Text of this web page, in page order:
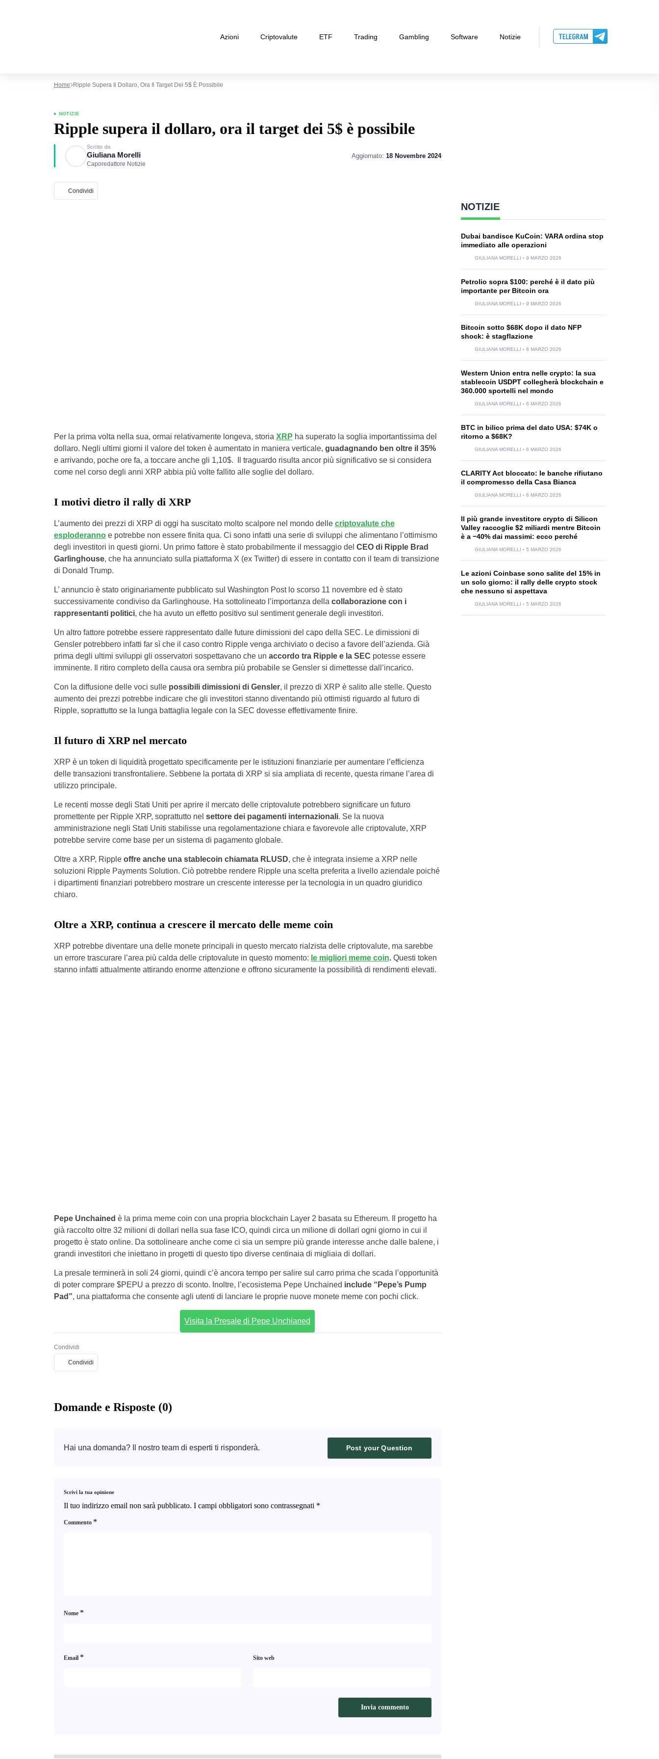
Azioni Criptovalute ETF Trading Gambling Software Notizie
Home Ripple Supera Il Dollaro, Ora Il Target Dei 5$ È Possibile
NOTIZIE
Ripple supera il dollaro, ora il target dei 5$ è possibile
Scritto da
Giuliana Morelli
Caporedattore Notizie
Aggiornato: 18 Novembre 2024
Condividi
Per la prima volta nella sua, ormai relativamente longeva, storia XRP ha superato la soglia importantissima del
dollaro. Negli ultimi giorni il valore del token è aumentato in maniera verticale, guadagnando ben oltre il 35%
e arrivando, poche ore fa, a toccare anche gli 1,10$. Il traguardo risulta ancor più significativo se si considera
come nel corso degli anni XRP abbia più volte fallito alle soglie del dollaro.
I motivi dietro il rally di XRP
L’aumento dei prezzi di XRP di oggi ha suscitato molto scalpore nel mondo delle criptovalute che
esploderannoe potrebbe non essere finita qua. Ci sono infatti una serie di sviluppi che alimentano l’ottimismo
degli investitori in questi giorni. Un primo fattore è stato probabilmente il messaggio del CEO di Ripple Brad
Garlinghouse, che ha annunciato sulla piattaforma X (ex Twitter) di essere in contatto con il team di transizione
di Donald Trump.
L’ annuncio è stato originariamente pubblicato sul Washington Post lo scorso 11 novembre ed è stato
successivamente condiviso da Garlinghouse. Ha sottolineato l’importanza della collaborazione con i
rappresentanti politici, che ha avuto un effetto positivo sul sentiment generale degli investitori.
Un altro fattore potrebbe essere rappresentato dalle future dimissioni del capo della SEC. Le dimissioni di
Gensler potrebbero infatti far sì che il caso contro Ripple venga archiviato o deciso a favore dell’azienda. Già
prima degli ultimi sviluppi gli osservatori sospettavano che un accordo tra Ripple e la SEC potesse essere
imminente. Il ritiro completo della causa ora sembra più probabile se Gensler si dimettesse dall’incarico.
Con la diffusione delle voci sulle possibili dimissioni di Gensler, il prezzo di XRP è salito alle stelle. Questo
aumento dei prezzi potrebbe indicare che gli investitori stanno diventando più ottimisti riguardo al futuro di
Ripple, soprattutto se la lunga battaglia legale con la SEC dovesse effettivamente finire.
Il futuro di XRP nel mercato
XRP è un token di liquidità progettato specificamente per le istituzioni finanziarie per aumentare l’efficienza
delle transazioni transfrontaliere. Sebbene la portata di XRP si sia ampliata di recente, questa rimane l’area di
utilizzo principale.
Le recenti mosse degli Stati Uniti per aprire il mercato delle criptovalute potrebbero significare un futuro
promettente per Ripple XRP, soprattutto nel settore dei pagamenti internazionali. Se la nuova
amministrazione negli Stati Uniti stabilisse una regolamentazione chiara e favorevole alle criptovalute, XRP
potrebbe servire come base per un sistema di pagamento globale.
Oltre a XRP, Ripple offre anche una stablecoin chiamata RLUSD, che è integrata insieme a XRP nelle
soluzioni Ripple Payments Solution. Ciò potrebbe rendere Ripple una scelta preferita a livello aziendale poiché
i dipartimenti finanziari potrebbero mostrare un crescente interesse per la tecnologia in un quadro giuridico
chiaro.
Oltre a XRP, continua a crescere il mercato delle meme coin
XRP potrebbe diventare una delle monete principali in questo mercato rialzista delle criptovalute, ma sarebbe
un errore trascurare l’area più calda delle criptovalute in questo momento: le migliori meme coin.Questi token
stanno infatti attualmente attirando enorme attenzione e offrono sicuramente la possibilità di rendimenti elevati.
Pepe Unchained è la prima meme coin con una propria blockchain Layer 2 basata su Ethereum. Il progetto ha
già raccolto oltre 32 milioni di dollari nella sua fase ICO, quindi circa un milione di dollari ogni giorno in cui il
progetto è stato online. Da sottolineare anche come ci sia un sempre più grande interesse anche dalle balene, i
grandi investitori che iniettano in progetti di questo tipo diverse centinaia di migliaia di dollari.
La presale terminerà in soli 24 giorni, quindi c’è ancora tempo per salire sul carro prima che scada l’opportunità
di poter comprare $PEPU a prezzo di sconto. Inoltre, l’ecosistema Pepe Unchained include “Pepe’s Pump
Pad”, una piattaforma che consente agli utenti di lanciare le proprie nuove monete meme con pochi click.
Visita la Presale di Pepe Unchianed
Condividi
Condividi
Domande e Risposte (0)
Hai una domanda? Il nostro team di esperti ti risponderà. Post your Question
Scrivi la tua opinione
Il tuo indirizzo email non sarà pubblicato. I campi obbligatori sono contrassegnati *
Commento *
Nome *
Email * Sito web
NOTIZIE
Dubai bandisce KuCoin: VARA ordina stop
immediato alle operazioni
GIULIANA MORELLI 9 MARZO 2026
Petrolio sopra $100: perché è il dato più
importante per Bitcoin ora
GIULIANA MORELLI 9 MARZO 2026
Bitcoin sotto $68K dopo il dato NFP
shock: è stagflazione
GIULIANA MORELLI 6 MARZO 2026
Western Union entra nelle crypto: la sua
stablecoin USDPT collegherà blockchain e
360.000 sportelli nel mondo
GIULIANA MORELLI 6 MARZO 2026
BTC in bilico prima del dato USA: $74K o
ritorno a $68K?
GIULIANA MORELLI 6 MARZO 2026
CLARITY Act bloccato: le banche rifiutano
il compromesso della Casa Bianca
GIULIANA MORELLI 6 MARZO 2026
Il più grande investitore crypto di Silicon
Valley raccoglie $2 miliardi mentre Bitcoin
è a −40% dai massimi: ecco perché
GIULIANA MORELLI 5 MARZO 2026
Le azioni Coinbase sono salite del 15% in
un solo giorno: il rally delle crypto stock
che nessuno si aspettava
GIULIANA MORELLI 5 MARZO 2026